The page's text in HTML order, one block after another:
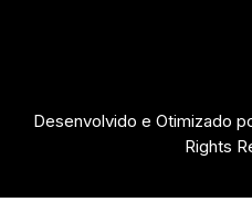
Desenvolvido e Otimizado
Rights